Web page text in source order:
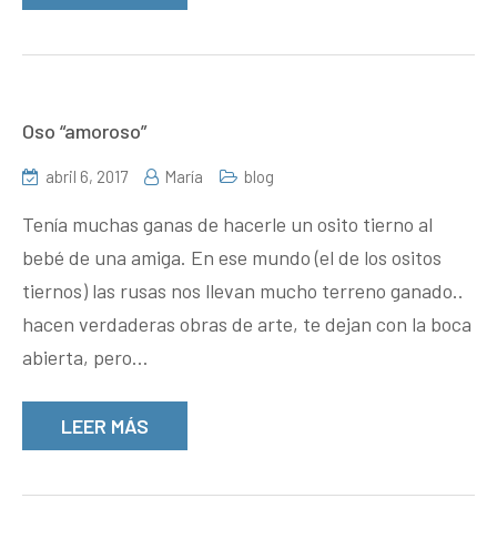
Oso “amoroso”
abril 6, 2017 María blog
Tenía muchas ganas de hacerle un osito tierno al
bebé de una amiga. En ese mundo (el de los ositos
tiernos) las rusas nos llevan mucho terreno ganado..
hacen verdaderas obras de arte, te dejan con la boca
abierta, pero…
LEER MÁS